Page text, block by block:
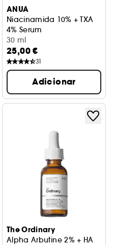
ANUA
Niacinamida 10% + TXA
4% Serum
Sérum de rosto iluminador
30 ml
25,00 €
31
Adicionar
The Ordinary
Alpha Arbutine 2% + HA